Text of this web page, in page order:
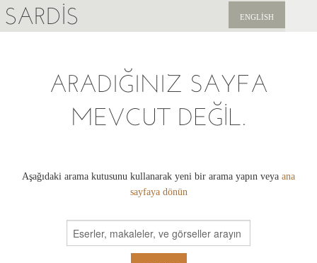
SARDIS ENGLISH
ARADIĞINIZ SAYFA
MEVCUT DEĞIL.
Aşağıdaki arama kutusunu kullanarak yeni bir arama yapın veya ana
sayfaya dönün